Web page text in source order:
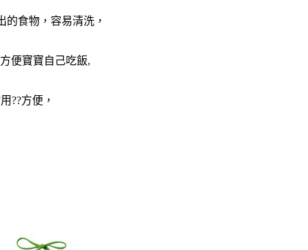
食物，容易清洗，
便寶寶自己吃飯,
??方便，